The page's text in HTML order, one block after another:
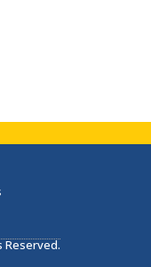
Reserved.